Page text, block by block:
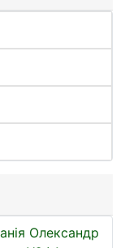
Олександр